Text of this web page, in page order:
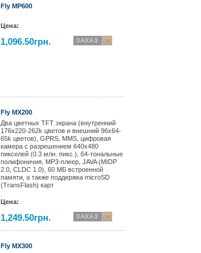
Fly MP600
Цена:
1,096.50грн.
Fly MX200
Два цветных TFT экрана (внутренний
176x220-262k цветов и внешний 96x64-
65k цветов), GPRS, MMS, цифровая
камера с разрешением 640x480
пикселей (0.3 млн. пикс.), 64-тональные
полифоничия, MP3-плеер, JAVA (MIDP
2.0, CLDC 1.0), 60 МБ встроенной
памяти, а также поддержка microSD
(TransFlash) карт
Цена:
1,249.50грн.
Fly MX300